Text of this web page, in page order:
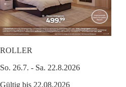
ROLLER
So. 26.7. - Sa. 22.8.2026
Gültig bis 22.08.2026